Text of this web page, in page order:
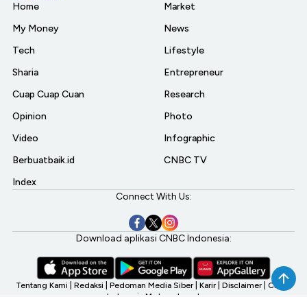
Home
My Money
Tech
Sharia
Cuap Cuap Cuan
Opinion
Video
Berbuatbaik.id
Index
Market
News
Lifestyle
Entrepreneur
Research
Photo
Infographic
CNBC TV
Connect With Us:
Download aplikasi CNBC Indonesia:
Tentang Kami Redaksi Pedoman Media Siber Karir Disclaimer CNBC